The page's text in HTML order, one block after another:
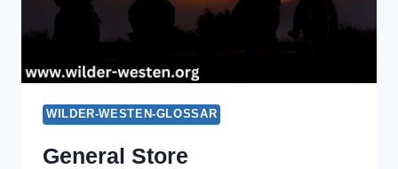
WILDER-WESTEN-GLOSSAR
General Store